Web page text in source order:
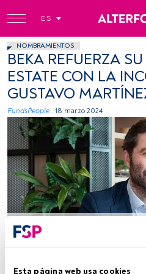
Esta página web usa cookies
ES
NOMBRAMIENTOS
BEKA REFUERZA
ESTATE CON LA
GUSTAVO
FundsPeople . 18 marzo 2024
Tiempo lectura: 2 min.